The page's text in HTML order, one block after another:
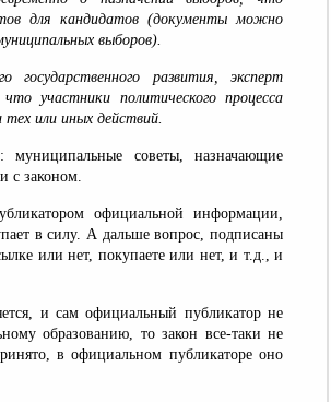
для кандидатов (документы можно
выборов).
государственного развития, эксперт
что участники политического процесса
или иных действий.
советы, назначающие
с законом.
официальной информации,
в силу. А дальше вопрос, подписаны
или нет, покупаете или нет, и т.д., и
и сам официальный публикатор не
образованию, то закон все-таки не
в официальном публикаторе оно